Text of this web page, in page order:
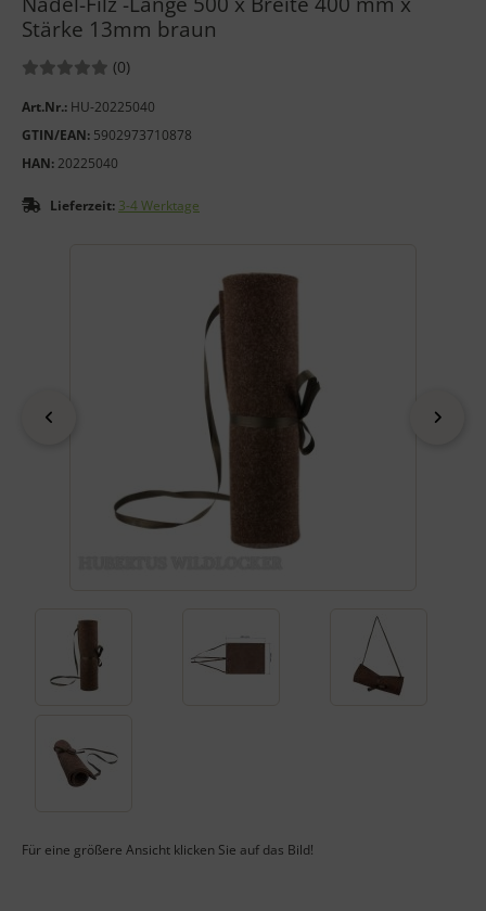
Stärke 13mm braun
Bewertungen:
(0Bewertungen
)
Art.Nr.: HU-20225040
GTIN/EAN: 5902973710878
HAN: 20225040
Lieferzeit: 3-4 Werktage
Für eine größere Ansicht klicken Sie auf das Bild!